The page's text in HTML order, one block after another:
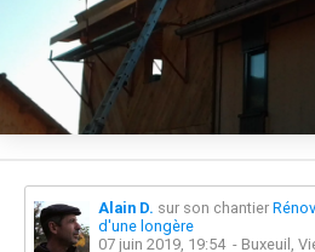
Alain D. sur son chantier
d'une longère
07 juin 2019, 19:54- Buxeuil,